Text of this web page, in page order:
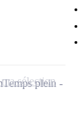
Temps plein
sélection